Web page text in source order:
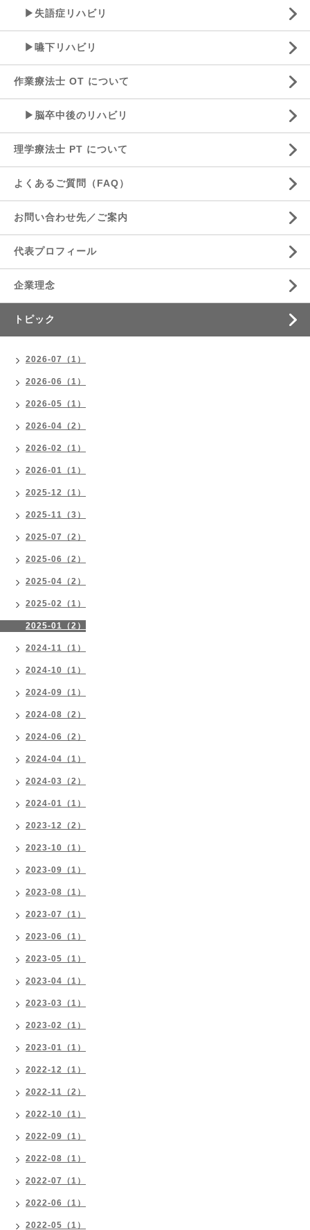
▶失語症リハビリ
▶嚥下リハビリ
作業療法士 OT について
▶脳卒中後のリハビリ
理学療法士 PT について
よくあるご質問（FAQ）
お問い合わせ先／ご案内
代表プロフィール
企業理念
トピック
2026-07（1）
2026-06（1）
2026-05（1）
2026-04（2）
2026-02（1）
2026-01（1）
2025-12（1）
2025-11（3）
2025-07（2）
2025-06（2）
2025-04（2）
2025-02（1）
2025-01（2）
2024-11（1）
2024-10（1）
2024-09（1）
2024-08（2）
2024-06（2）
2024-04（1）
2024-03（2）
2024-01（1）
2023-12（2）
2023-10（1）
2023-09（1）
2023-08（1）
2023-07（1）
2023-06（1）
2023-05（1）
2023-04（1）
2023-03（1）
2023-02（1）
2023-01（1）
2022-12（1）
2022-11（2）
2022-10（1）
2022-09（1）
2022-08（1）
2022-07（1）
2022-06（1）
2022-05（1）